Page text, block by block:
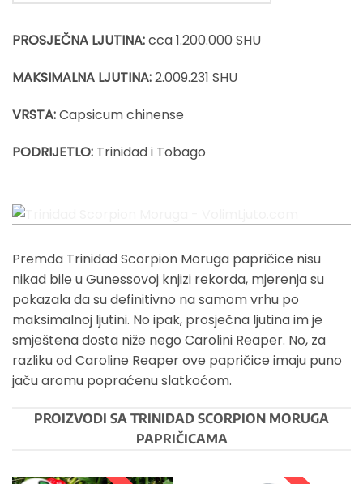
PROSJEČNA LJUTINA:cca 1.200.000 SHU
MAKSIMALNA LJUTINA:2.009.231 SHU
VRSTA:Capsicum chinense
PODRIJETLO: Trinidad i Tobago
Premda Trinidad Scorpion Moruga papričice nisu
nikad bile u Gunessovoj knjizi rekorda, mjerenja su
pokazala da su definitivno na samom vrhu po
maksimalnoj ljutini. No ipak, prosječna ljutina im je
smještena dosta niže nego Carolini Reaper. No, za
razliku od Caroline Reaper ove papričice imaju puno
jaču aromu popraćenu slatkoćom.
PROIZVODI SA TRINIDAD SCORPION MORUGA
PAPRIČICAMA